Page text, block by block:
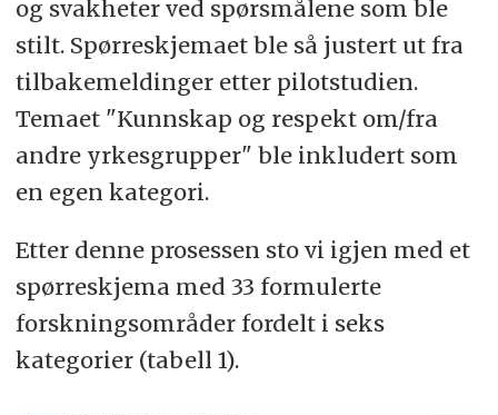
tverrprofesjonelt samarbeid og
preanalyse.
Artikkelen kan leses i sin helhet i
Bioingeniøren nr. 3 2015.
og svakheter ved spørsmålene som ble
stilt. Spørreskjemaet ble så justert ut fra
tilbakemeldinger etter pilotstudien.
Temaet "Kunnskap og respekt om/fra
andre yrkesgrupper" ble inkludert som
en egen kategori.
Etter denne prosessen sto vi igjen med et
spørreskjema med 33 formulerte
forskningsområder fordelt i seks
kategorier (tabell 1).